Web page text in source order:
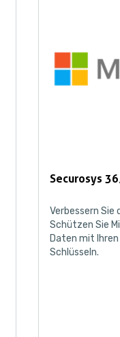
Securosys
Verbessern
Schützen Sie
Daten mit Ihren
Schlüsseln.